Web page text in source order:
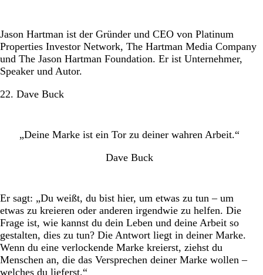
Jason Hartman ist der Gründer und CEO von Platinum
Properties Investor Network, The Hartman Media Company
und The Jason Hartman Foundation. Er ist Unternehmer,
Speaker und Autor.
22. Dave Buck
„Deine Marke ist ein Tor zu deiner wahren Arbeit.“
Dave Buck
Er sagt: „Du weißt, du bist hier, um etwas zu tun – um
etwas zu kreieren oder anderen irgendwie zu helfen. Die
Frage ist, wie kannst du dein Leben und deine Arbeit so
gestalten, dies zu tun? Die Antwort liegt in deiner Marke.
Wenn du eine verlockende Marke kreierst, ziehst du
Menschen an, die das Versprechen deiner Marke wollen –
welches du lieferst.“